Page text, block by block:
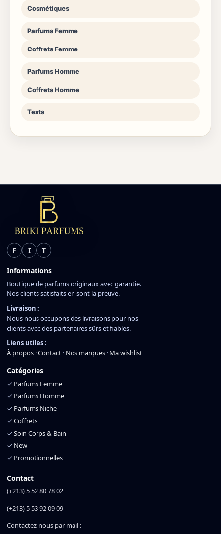
Cosmétiques
Parfums Femme
Coffrets Femme
Parfums Homme
Coffrets Homme
Tests
F I T
Informations
Boutique de parfums originaux avec garantie.
Nos clients satisfaits en sont la preuve.
Livraison :
Nous nous occupons des livraisons pour nos
clients avec des partenaires sûrs et fiables.
Liens utiles :
À propos ·Contact · Nos marques · Ma wishlist
Catégories
✓ Parfums Femme
✓ Parfums Homme
✓ Parfums Niche
✓ Coffrets
✓ Soin Corps & Bain
✓ New
✓ Promotionnelles
Contact
(+213) 5 52 80 78 02
(+213) 5 53 92 09 09
Contactez-nous par mail :